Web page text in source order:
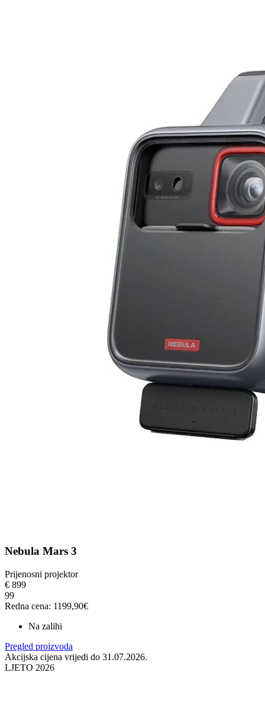
Nebula Mars 3
Prijenosni projektor
€ 899
99
Redna cena: 1199,90€
Na zalihi
Pregled proizvoda
Akcijska cijena vrijedi do 31.07.2026.
LJETO 2026